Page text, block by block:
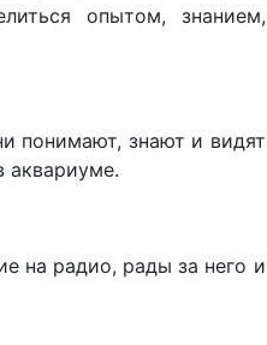
опытом, знанием,
понимают, знают и видят
аквариуме.
на радио, рады за него и